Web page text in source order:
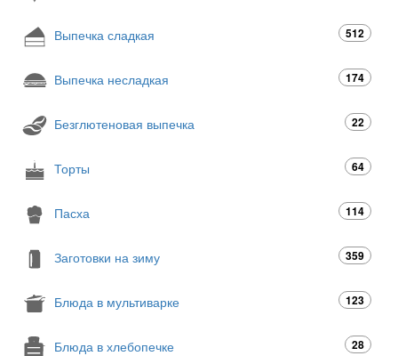
Выпечка сладкая 512
Выпечка несладкая 174
Безглютеновая выпечка 22
Торты 64
Пасха 114
Заготовки на зиму 359
Блюда в мультиварке 123
Блюда в хлебопечке 28